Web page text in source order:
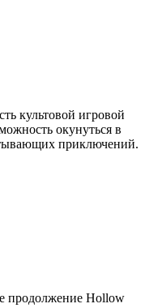
культовой игровой
окунуться в
приключений.
продолжение Hollow